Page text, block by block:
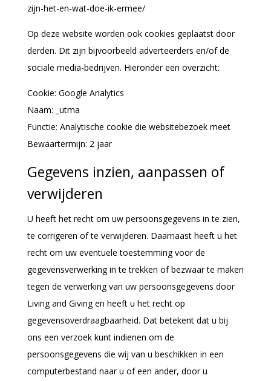
zijn-het-en-wat-doe-ik-ermee/
Op deze website worden ook cookies geplaatst door
derden. Dit zijn bijvoorbeeld adverteerders en/of de
sociale media-bedrijven. Hieronder een overzicht:
Cookie: Google Analytics
Naam: _utma
Functie: Analytische cookie die websitebezoek meet
Bewaartermijn: 2 jaar
Gegevens inzien, aanpassen of
verwijderen
U heeft het recht om uw persoonsgegevens in te zien,
te corrigeren of te verwijderen. Daarnaast heeft u het
recht om uw eventuele toestemming voor de
gegevensverwerking in te trekken of bezwaar te maken
tegen de verwerking van uw persoonsgegevens door
Living and Giving en heeft u het recht op
gegevensoverdraagbaarheid. Dat betekent dat u bij
ons een verzoek kunt indienen om de
persoonsgegevens die wij van u beschikken in een
computerbestand naar u of een ander, door u